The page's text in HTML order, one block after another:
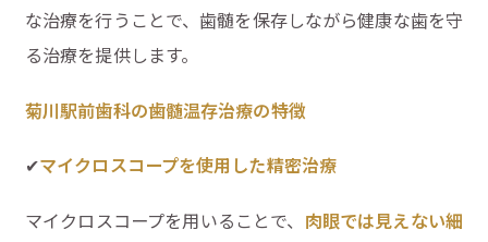
な治療を行うことで、歯髄を保存しながら健康な歯を守
る治療を提供します。
菊川駅前歯科の歯髄温存治療の特徴
✔マイクロスコープを使用した精密治療
マイクロスコープを用いることで、 肉眼では見えない細